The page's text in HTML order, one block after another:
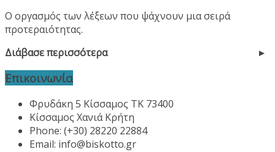
Ο οργασμός των λέξεων που ψάχνουν μια σειρά
προτεραιότητας.
Διάβασε περισσότερα
Επικοινωνία
Φρυδάκη 5 Κίσσαμος ΤΚ 73400
Κίσσαμος Χανιά Κρήτη
Phone: (+30) 28220 22884
Email: info@biskotto.gr